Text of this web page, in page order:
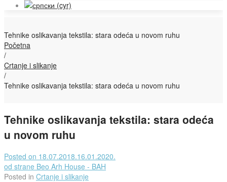
Tehnike oslikavanja tekstila: stara odeća u novom ruhu
Početna
/
Crtanje i slikanje
/
Tehnike oslikavanja tekstila: stara odeća u novom ruhu
Tehnike oslikavanja tekstila: stara odeća
u novom ruhu
Posted on 18.07.2018.16.01.2020.
od strane Beo Arh House - BAH
Posted in Crtanje i slikanje